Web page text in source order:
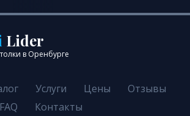
Lider
в Оренбурге
Услуги Цены
Отзывы
FAQ Контакты